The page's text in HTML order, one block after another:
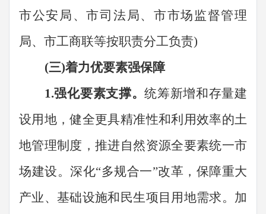
市公安局、市司法局、市市场 监督管理
局、 市工商联等按职责分工负责)
(三)着力优要素强保障
1.强化要素支撑。统筹新增和存量建
设用地，健全更具精准性和利用效率的土
地管理制度，推进自然资源全要素统一市
场建设。深化“多规合一”改革，保障重大
产业、基础设施和民生项目用地需求。加